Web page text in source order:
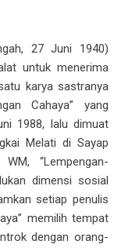
27 Juni 1940)
untuk menerima
karya sastranya
Cahaya” yang
1988, lalu dimuat
Melati di Sayap
“Lempengan-
dimensi sosial
setiap penulis
memilih tempat
dengan orang-